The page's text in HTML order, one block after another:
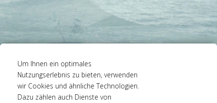
Um Ihnen ein optimales
Nutzungserlebnis zu bieten, verwenden
wir Cookies und ähnliche Technologien.
Dazu zählen auch Dienste von